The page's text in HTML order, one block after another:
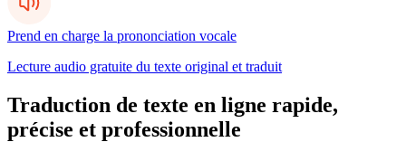
Prend en charge la prononciation vocale
Lecture audio gratuite du texte original et traduit
Traduction de texte en ligne rapide,
précise et professionnelle